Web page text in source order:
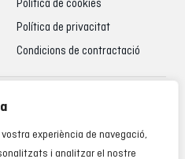
experiència de navegació,
i analitzar el nostre
Política de cookies
Política de privacitat
Condicions de contractació